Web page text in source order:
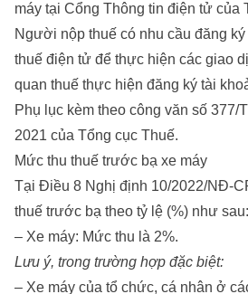
máy tại Cổng Thông tin điện tử của
Người nộp thuế có nhu cầu đăng
thuế điện tử để thực hiện các giao
quan thuế thực hiện đăng ký tài
Phụ lục kèm theo công văn số 377/
2021 của Tổng cục Thuế.
Mức thu thuế trước bạ xe máy
Tại Điều 8 Nghị định 10/2022/NĐ-
thuế trước bạ theo tỷ lệ (%) như sau:
– Xe máy: Mức thu là 2%.
Lưu ý, trong trường hợp đặc biệt:
– Xe máy của tổ chức, cá nhân ở